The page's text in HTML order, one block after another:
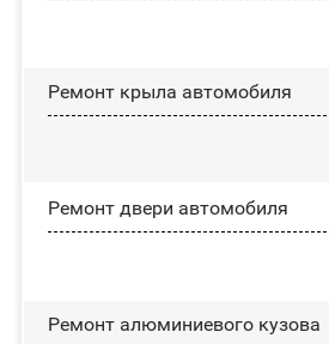
Ремонт крыла автомобиля
Ремонт двери автомобиля
Ремонт алюминиевого кузова